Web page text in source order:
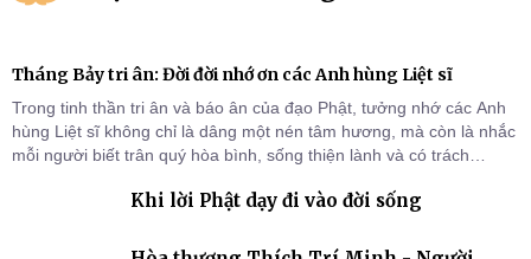
Tháng Bảy tri ân: Đời đời nhớ ơn các Anh hùng Liệt sĩ
Trong tinh thần tri ân và báo ân của đạo Phật, tưởng nhớ các Anh
hùng Liệt sĩ không chỉ là dâng một nén tâm hương, mà còn là nhắc
mỗi người biết trân quý hòa bình, sống thiện lành và có trách
Khi lời Phật dạy đi vào đời sống